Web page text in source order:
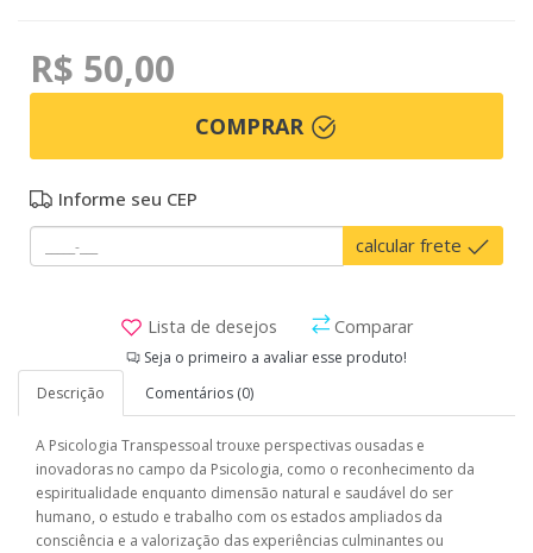
R$ 50,00
COMPRAR
Informe seu CEP
calcular frete
Lista de desejos Comparar
Seja o primeiro a avaliar esse produto!
Descrição
Comentários (0)
A Psicologia Transpessoal trouxe perspectivas ousadas e
inovadoras no campo da Psicologia, como o reconhecimento da
espiritualidade enquanto dimensão natural e saudável do ser
humano, o estudo e trabalho com os estados ampliados da
consciência e a valorização das experiências culminantes ou